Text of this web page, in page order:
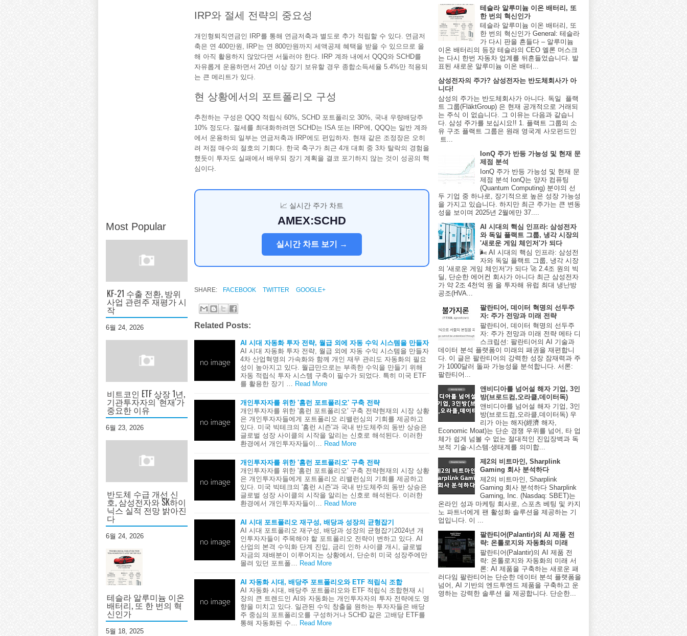
Most Popular
KF-21 수출 전환, 방위
사업 관련주 재평가 시
작
6월 24, 2026
비트코인 ETF 상장 1년,
기관투자자의 '현재'가
중요한 이유
6월 23, 2026
반도체 수급 개선 신
호, 삼성전자와 SK하이
닉스 실적 전망 밝아진
다
6월 24, 2026
테슬라 알루미늄 이온
배터리, 또 한 번의 혁
신인가
5월 18, 2025
IRP와 절세 전략의 중요성
개인형퇴직연금인 IRP를 통해 연금저축과 별도로 추가 적립할 수 있다. 연금저
축은 연 400만원, IRP는 연 800만원까지 세액공제 혜택을 받을 수 있으므로 올
해 아직 활용하지 않았다면 서둘러야 한다. IRP 계좌 내에서 QQQ와 SCHD를
자유롭게 운용하면서 20년 이상 장기 보유할 경우 종합소득세율 5.4%만 적용되
는 큰 메리트가 있다.
현 상황에서의 포트폴리오 구성
추천하는 구성은 QQQ 적립식 60%, SCHD 포트폴리오 30%, 국내 우량배당주
10% 정도다. 절세를 최대화하려면 SCHD는 ISA 또는 IRP에, QQQ는 일반 계좌
에서 운용하되 일부는 연금저축과 IRP에도 편입하자. 현재 같은 조정장은 오히
려 저점 매수의 절호의 기회다. 한국 축구가 최근 4개 대회 중 3차 탈락의 경험을
했듯이 투자도 실패에서 배우되 장기 계획을 결코 포기하지 않는 것이 성공의 핵
심이다.
📈 실시간 주가 차트
AMEX:SCHD
실시간 차트 보기 →
SHARE: FACEBOOK TWITTER GOOGLE+
Related Posts:
AI 시대 자동화 투자 전략, 월급 외에 자동 수익 시스템을 만들자
AI 시대 자동화 투자 전략, 월급 외에 자동 수익 시스템을 만들자
4차 산업혁명의 가속화와 함께 개인 재무 관리도 자동화의 필요
성이 높아지고 있다. 월급만으로는 부족한 수익을 만들기 위해
자동 적립식 투자 시스템 구축이 필수가 되었다. 특히 미국 ETF
를 활용한 장기 …
Read More
개인투자자를 위한 '홈런 포트폴리오' 구축 전략
개인투자자를 위한 '홈런 포트폴리오' 구축 전략현재의 시장 상황
은 개인투자자들에게 포트폴리오 리밸런싱의 기회를 제공하고
있다. 미국 빅테크의 '홈런 시즌'과 국내 반도체주의 동반 상승은
글로벌 성장 사이클의 시작을 알리는 신호로 해석된다. 이러한
환경에서 개인투자자들이…
Read More
개인투자자를 위한 '홈런 포트폴리오' 구축 전략
개인투자자를 위한 '홈런 포트폴리오' 구축 전략현재의 시장 상황
은 개인투자자들에게 포트폴리오 리밸런싱의 기회를 제공하고
있다. 미국 빅테크의 '홈런 시즌'과 국내 반도체주의 동반 상승은
글로벌 성장 사이클의 시작을 알리는 신호로 해석된다. 이러한
환경에서 개인투자자들이…
Read More
AI 시대 포트폴리오 재구성, 배당과 성장의 균형잡기
AI 시대 포트폴리오 재구성, 배당과 성장의 균형잡기2024년 개
인투자자들이 주목해야 할 포트폴리오 전략이 변하고 있다. AI
산업의 본격 수익화 단계 진입, 금리 인하 사이클 개시, 글로벌
자금의 재배분이 이루어지는 상황에서, 단순히 미국 성장주에만
몰려 있던 포트폴…
Read More
AI 자동화 시대, 배당주 포트폴리오와 ETF 적립식 조합
AI 자동화 시대, 배당주 포트폴리오와 ETF 적립식 조합현재 시
장의 큰 트렌드인 AI와 자동화는 개인투자자의 투자 전략에도 영
향을 미치고 있다. 일관된 수익 창출을 원하는 투자자들은 배당
주 중심의 포트폴리오를 구성하거나 SCHD 같은 고배당 ETF를
통해 자동화된 수…
Read More
테슬라 알루미늄 이온 배터리, 또
한 번의 혁신인가
테슬라 알루미늄 이온 배터리, 또
한 번의 혁신인가 General: 테슬라
가 다시 판을 흔들다 – 알루미늄
이온 배터리의 등장 테슬라의 CEO 엘론 머스크
는 다시 한번 자동차 업계를 뒤흔들었습니다. 발
표된 새로운 알루미늄 이온 배터...
삼성전자의 주가? 삼성전자는 반도체회사가 아
니다!
삼성의 주가는 반도체회사가 아니다. 독일 플랙
트 그룹(FläktGroup) 은 현재 공개적으로 거래되
는 주식 이 없습니다. 그 이유는 다음과 같습니
다. 삼성 주가를 보십시요!! 1. 플랙트 그룹의 소
유 구조 플랙트 그룹은 원래 영국계 사모펀드인
트...
IonQ 주가 반등 가능성 및 현재 문
제점 분석
IonQ 주가 반등 가능성 및 현재 문
제점 분석 IonQ는 양자 컴퓨팅
(Quantum Computing) 분야의 선
두 기업 중 하나로, 장기적으로 높은 성장 가능성
을 가지고 있습니다. 하지만 최근 주가는 큰 변동
성을 보이며 2025년 2월에만 37....
AI 시대의 핵심 인프라: 삼성전자
와 독일 플랙트 그룹, 냉각 시장의
'새로운 게임 체인저'가 되다
🌬️ AI 시대의 핵심 인프라: 삼성전
자와 독일 플랙트 그룹, 냉각 시장
의 '새로운 게임 체인저'가 되다 🚀 2.4조 원의 빅
딜, 단순한 에어컨 회사가 아니다 최근 삼성전자
가 약 2조 4천억 원 을 투자해 유럽 최대 냉난방
공조(HVA...
팔란티어, 데이터 혁명의 선두주
자: 주가 전망과 미래 전략
팔란티어, 데이터 혁명의 선두주
자: 주가 전망과 미래 전략 메타 디
스크립션: 팔란티어의 AI 기술과
데이터 분석 플랫폼이 미래의 패권을 재편합니
다. 이 글은 팔란티어의 강력한 성장 잠재력과 주
가 1000달러 돌파 가능성을 분석합니다. 서론:
팔란티어...
앤비디아를 넘어설 해자 기업, 3인
방(브로드컴,오라클,데이터독)
앤비디아를 넘어설 해자 기업, 3인
방(브로드컴,오라클,데이터독) 우
리가 아는 해자(經濟 해자,
Economic Moat)는 단순 경쟁 우위를 넘어, 타 업
체가 쉽게 넘볼 수 없는 절대적인 진입장벽과 독
보적 기술·시스템·생태계를 의미합...
제2의 비트마인, Sharplink
Gaming 회사 분석하다
제2의 비트마인, Sharplink
Gaming 회사 분석하다 Sharplink
Gaming, Inc. (Nasdaq: SBET)는
온라인 성과 마케팅 회사로, 스포츠 베팅 및 카지
노 파트너에게 팬 활성화 솔루션을 제공하는 기
업입니다. 이 ...
팔란티어(Palantir)의 AI 제품 전
략: 온톨로지와 자동화의 미래
팔란티어(Palantir)의 AI 제품 전
략: 온톨로지와 자동화의 미래 서
론: AI 제품을 구축하는 새로운 패
러다임 팔란티어는 단순한 데이터 분석 플랫폼을
넘어, AI 기반의 엔드투엔드 제품을 구축하고 운
영하는 강력한 솔루션 을 제공합니다. 단순한...